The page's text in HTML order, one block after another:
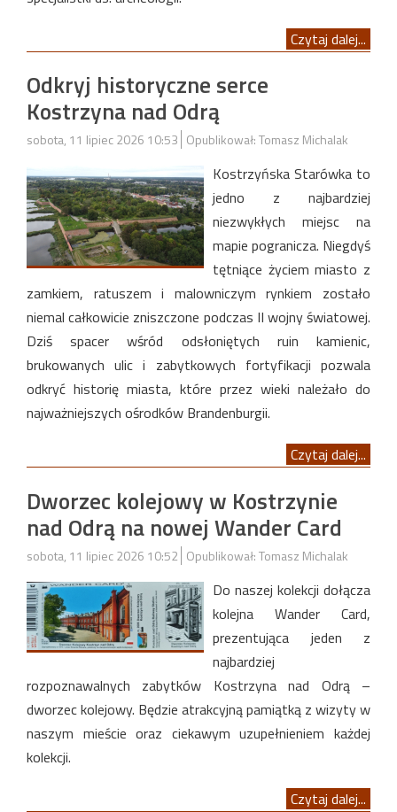
Czytaj dalej...
Odkryj historyczne serce
Kostrzyna nad Odrą
sobota, 11 lipiec 2026 10:53 Opublikował: Tomasz Michalak
Kostrzyńska Starówka to
jedno z najbardziej
niezwykłych miejsc na
mapie pogranicza. Niegdyś
tętniące życiem miasto z
zamkiem, ratuszem i malowniczym rynkiem zostało
niemal całkowicie zniszczone podczas II wojny światowej.
Dziś spacer wśród odsłoniętych ruin kamienic,
brukowanych ulic i zabytkowych fortyfikacji pozwala
odkryć historię miasta, które przez wieki należało do
najważniejszych ośrodków Brandenburgii.
Czytaj dalej...
Dworzec kolejowy w Kostrzynie
nad Odrą na nowej Wander Card
sobota, 11 lipiec 2026 10:52 Opublikował: Tomasz Michalak
Do naszej kolekcji dołącza
kolejna Wander Card,
prezentująca jeden z
najbardziej
rozpoznawalnych zabytków Kostrzyna nad Odrą –
dworzec kolejowy. Będzie atrakcyjną pamiątką z wizyty w
naszym mieście oraz ciekawym uzupełnieniem każdej
kolekcji.
Czytaj dalej...